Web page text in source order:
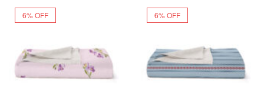
6% OFF 6% OFF